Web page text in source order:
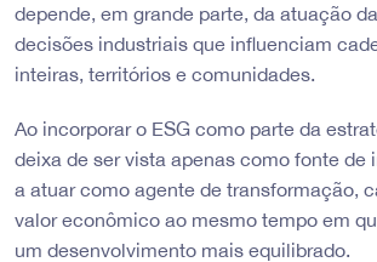
depende, em grande parte, da atuação
decisões industriais que influenciam
inteiras, territórios e comunidades.
Ao incorporar o ESG como parte da
deixa de ser vista apenas como fonte de
a atuar como agente de transformação,
valor econômico ao mesmo tempo em
um desenvolvimento mais equilibrado.